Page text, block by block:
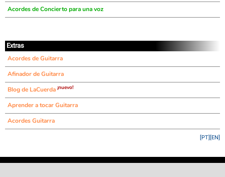
Acordes de Concierto para una voz
Extras
Acordes de Guitarra
Afinador de Guitarra
Blog de LaCuerda ¡nuevo!
Aprender a tocar Guitarra
Acordes Guitarra
[EN]
[PT]